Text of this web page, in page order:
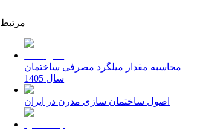
مرتبط
محاسبه مقدار میلگرد مصرفی ساختمان
سال 1405
اصول ساختمان سازی مدرن در ایران